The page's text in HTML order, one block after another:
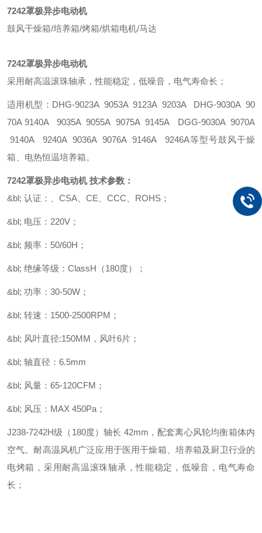
7242罩极异步电动机
鼓风干燥箱/培养箱/烤箱/烘箱电机/马达
7242罩极异步电动机
采用耐高温滚珠轴承，性能稳定，低噪音，电气寿命长；
适用机型：DHG-9023A 9053A 9123A 9203A DHG-9030A 90
70A 9140A 9035A 9055A 9075A 9145A DGG-9030A 9070A
9140A 9240A 9036A 9076A 9146A 9246A等型号鼓风干燥
箱、电热恒温培养箱。
7242罩极异步电动机 技术参数：
&bl; 认证：、CSA、CE、CCC、ROHS；
&bl; 电压：220V；
&bl; 频率：50/60H；
&bl; 绝缘等级：ClassH（180度）；
&bl; 功率：30-50W；
&bl; 转速：1500-2500RPM；
&bl; 风叶直径:150MM，风叶6片；
&bl; 轴直径：6.5mm
&bl; 风量：65-120CFM；
&bl; 风压：MAX 450Pa；
J238-7242H级（180度）轴长 42mm，配套离心风轮均衡箱体内
空气。耐高温风机广泛应用于医用干燥箱、培养箱及厨卫行业的
电烤箱，采用耐高温滚珠轴承，性能稳定，低噪音，电气寿命
长；